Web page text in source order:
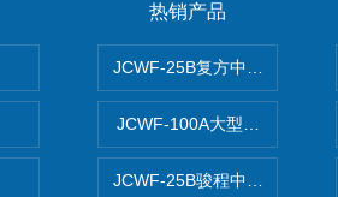
热销产品
JCWF-25B复方中药材超微粉
JCWF-100A大型中药材超微
JCWF-25B骏程中草药超细粉